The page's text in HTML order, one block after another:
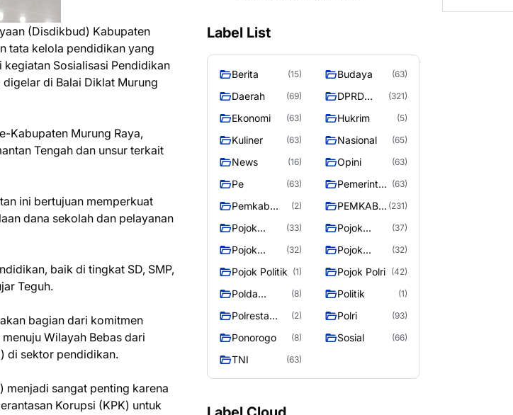
(Disdikbud) Kabupaten
tata kelola pendidikan yang
Sosialisasi Pendidikan
di Balai Diklat Murung
Kabupaten Murung Raya,
Tengah dan unsur terkait
ini bertujuan memperkuat
dana sekolah dan pelayanan
baik di tingkat SD, SMP,
Teguh.
bagian dari komitmen
Wilayah Bebas dari
di sektor pendidikan.
menjadi sangat penting karena
Korupsi (KPK) untuk
Label List
Berita (15) Budaya (63)
Daerah (69)
DPRD
RAYA
(321)
Ekonomi (63) Hukrim (5)
Kuliner (63) Nasional (65)
News (16) Opini (63)
Pe (63)
Pemerintah (63)
Pemkab
Raya
(2)
PEMKAB
RAYA
(231)
Pojok
(33)
Pojok
(37)
Pojok
(32)
Pojok
(32)
Pojok Politik (1) Pojok Polri (42)
Polda
Tengah
(8) Politik (1)
Polresta
Raya
(2) Polri (93)
Ponorogo (8) Sosial (66)
TNI (63)